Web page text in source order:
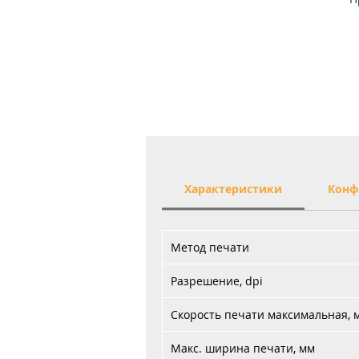
Характеристики
Метод печати
Разрешение, dpi
Скорость печати максимальная,
Макс. ширина печати, мм